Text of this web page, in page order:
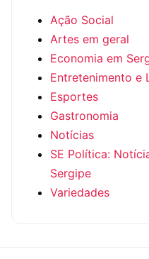
Ação Social
Artes em geral
Economia em
Entretenimento e
Esportes
Gastronomia
Notícias
SE Política:
Sergipe
Variedades